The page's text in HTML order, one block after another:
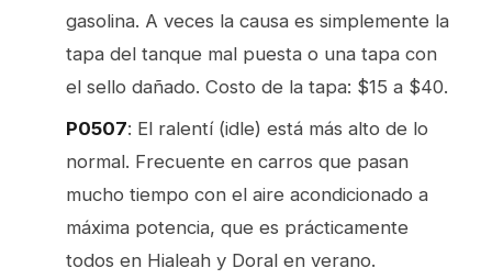
gasolina. A veces la causa es simplemente la
tapa del tanque mal puesta o una tapa con
el sello dañado. Costo de la tapa: $15 a $40.
P0507: El ralentí (idle) está más alto de lo
normal. Frecuente en carros que pasan
mucho tiempo con el aire acondicionado a
máxima potencia, que es prácticamente
todos en Hialeah y Doral en verano.